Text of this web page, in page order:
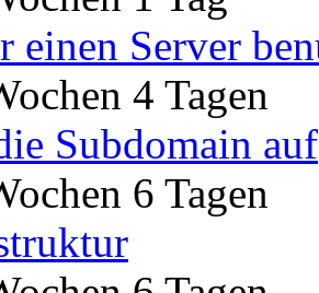
einen Server
4 Tagen
Subdomain auf
6 Tagen